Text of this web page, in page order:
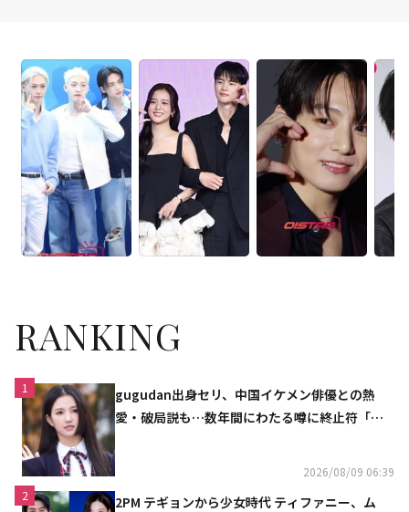
RANKING
1
gugudan出身セリ、中国イケメン俳優との熱
愛・破局説も…数年間にわたる噂に終止符「邪
2026/08/09 06:39
2
2PM テギョンから少女時代 ティファニー、ム